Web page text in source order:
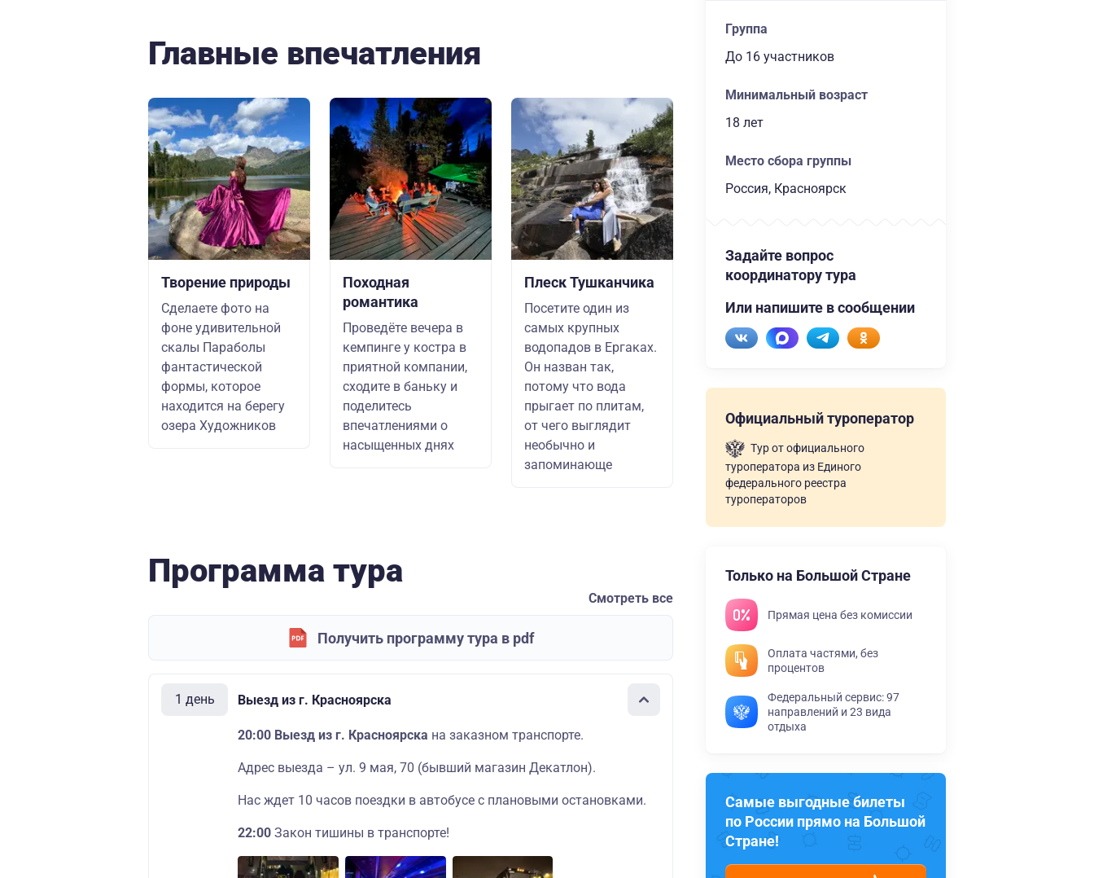
Главные впечатления
Творение природы
Сделаете фото на
фоне удивительной
скалы Параболы
фантастической
формы, которое
находится на берегу
озера Художников
Походная
романтика
Проведёте вечера в
кемпинге у костра в
приятной компании,
сходите в баньку и
поделитесь
впечатлениями о
насыщенных днях
Плеск Тушканчика
Посетите один из
самых крупных
водопадов в Ергаках.
Он назван так,
потому что вода
прыгает по плитам,
от чего выглядит
необычно и
запоминающе
Программа тура
Смотреть все
Получить программу тура в pdf
1 день Выезд из г. Красноярска
20:00 Выезд из г. Красноярска на заказном транспорте.
Адрес выезда – ул. 9 мая, 70 (бывший магазин Декатлон).
Нас ждет 10 часов поездки в автобусе с плановыми остановками.
22:00 Закон тишины в транспорте!
Группа
до 16 участников
Минимальный возраст
18 лет
Место сбора группы
Россия, Красноярск
Задайте вопрос
координатору тура
Или напишите в сообщении
Официальный туроператор
Тур от официального
туроператора из Единого
федерального реестра
туроператоров
Только на Большой Стране
Прямая цена без комиссии
Оплата частями, без
процентов
Федеральный сервис: 97
направлений и 23 вида
отдыха
Самые выгодные билеты
по России прямо на Большой
Стране!